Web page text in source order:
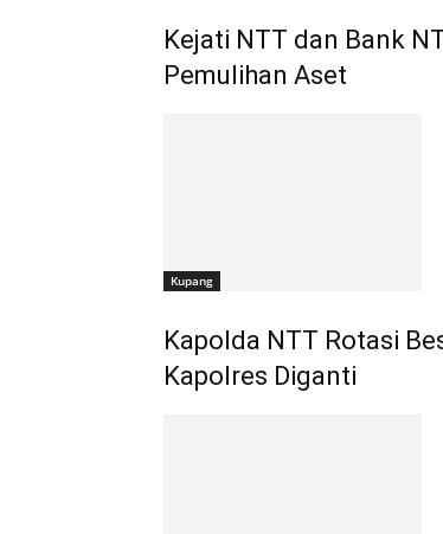
Kejati NTT dan Bank
Pemulihan Aset
Kupang
Kapolda NTT Rotasi
Kapolres Diganti